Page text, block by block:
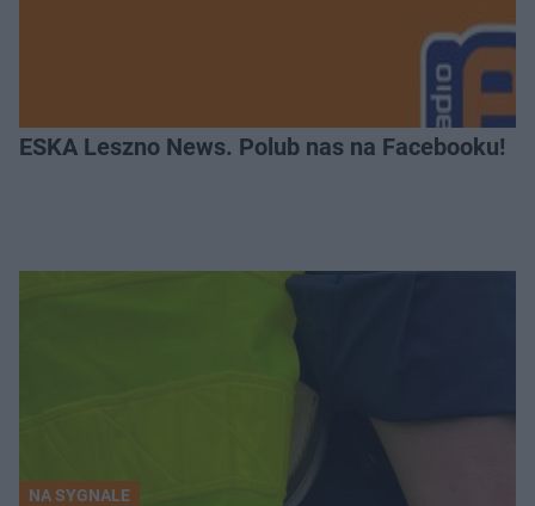
ESKA Leszno News. Polub nas na Facebooku!
NA SYGNALE